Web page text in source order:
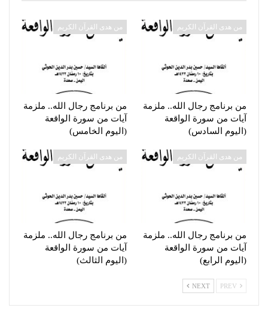
من هدى القرآن الكريم
من برنامج رجال الله.. ملزمة
آيات من سورة الواقعة
(اليوم السادس)
من هدى القرآن الكريم
من برنامج رجال الله.. ملزمة
آيات من سورة الواقعة
(اليوم الخامس)
من هدى القرآن الكريم
من برنامج رجال الله.. ملزمة
آيات من سورة الواقعة
(اليوم الرابع)
من هدى القرآن الكريم
من برنامج رجال الله.. ملزمة
آيات من سورة الواقعة
(اليوم الثالث)
NEXT